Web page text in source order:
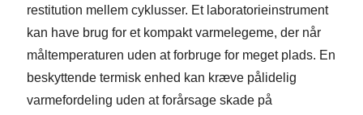
restitution mellem cyklusser. Et laboratorieinstrument
kan have brug for et kompakt varmelegeme, der når
måltemperaturen uden at forbruge for meget plads. En
beskyttende termisk enhed kan kræve pålidelig
varmefordeling uden at forårsage skade på